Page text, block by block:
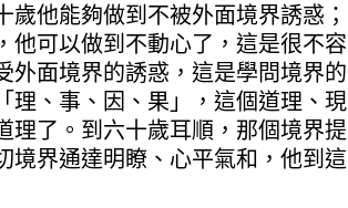
他能夠做到不被外面境界誘惑；
他可以做到不動心了，這是很不容
外面境界的誘惑，這是學問境界的
理、事、因、果」，這個道理、現
理了。到六十歲耳順，那個境界提
境界通達明瞭、心平氣和，他到這